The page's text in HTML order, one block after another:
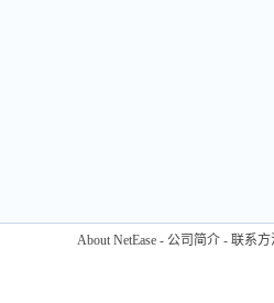
About NetEase - 公司简介 - 联系方